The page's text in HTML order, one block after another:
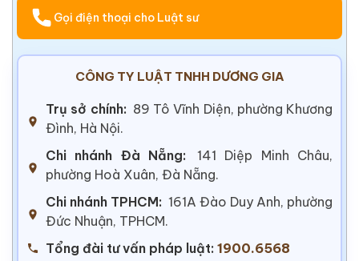
Gọi điện thoại cho Luật sư
CÔNG TY LUẬT TNHH DƯƠNG GIA
Trụ sở chính: 89 Tô Vĩnh Diện, phường Khương
Đình, Hà Nội.
Chi nhánh Đà Nẵng:
141 Diệp Minh Châu,
phường Hoà Xuân, Đà Nẵng.
Chi nhánh TPHCM: 161A Đào Duy Anh, phường
Đức Nhuận, TPHCM.
Tổng đài tư vấn pháp luật: 1900.6568